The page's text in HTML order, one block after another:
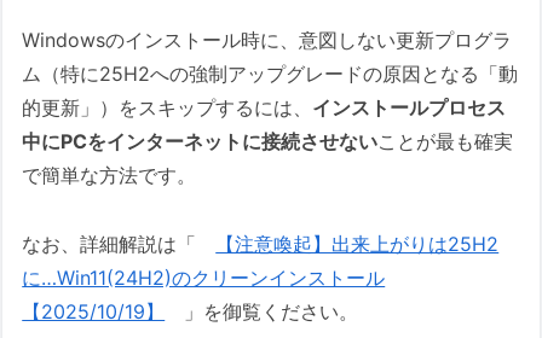
【暫定対策】今すぐできること、そ
して今後の備え
合わせて読みたい：関連記事
Q&A
ダメですか？
Microsoftはなぜこの仕様変更を大々的に
発表しないのですか？
Windowsのインストール時に、意図しない更新プログラ
ム（特に25H2への強制アップグレードの原因となる「動
的更新」）をスキップするには、 インストールプロセス
中にPCをインターネットに接続させないことが最も確実
で簡単な方法です。
なお、詳細解説は「
【注意喚起】出来上がりは25H2
に…Win11(24H2)のクリーンインストール
【2025/10/19】
」を御覧ください。